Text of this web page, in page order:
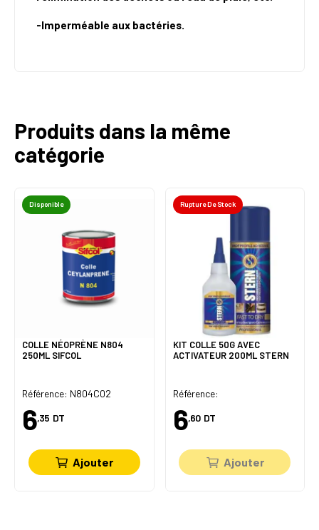
-Imperméable aux bactéries.
Produits dans la même
catégorie
Disponible
COLLE NÉOPRÈNE N804
250ML SIFCOL
Référence: N804C02
6,35 DT
Ajouter
Rupture De Stock
KIT COLLE 50G AVEC
ACTIVATEUR 200ML STERN
Référence:
6,60 DT
Ajouter